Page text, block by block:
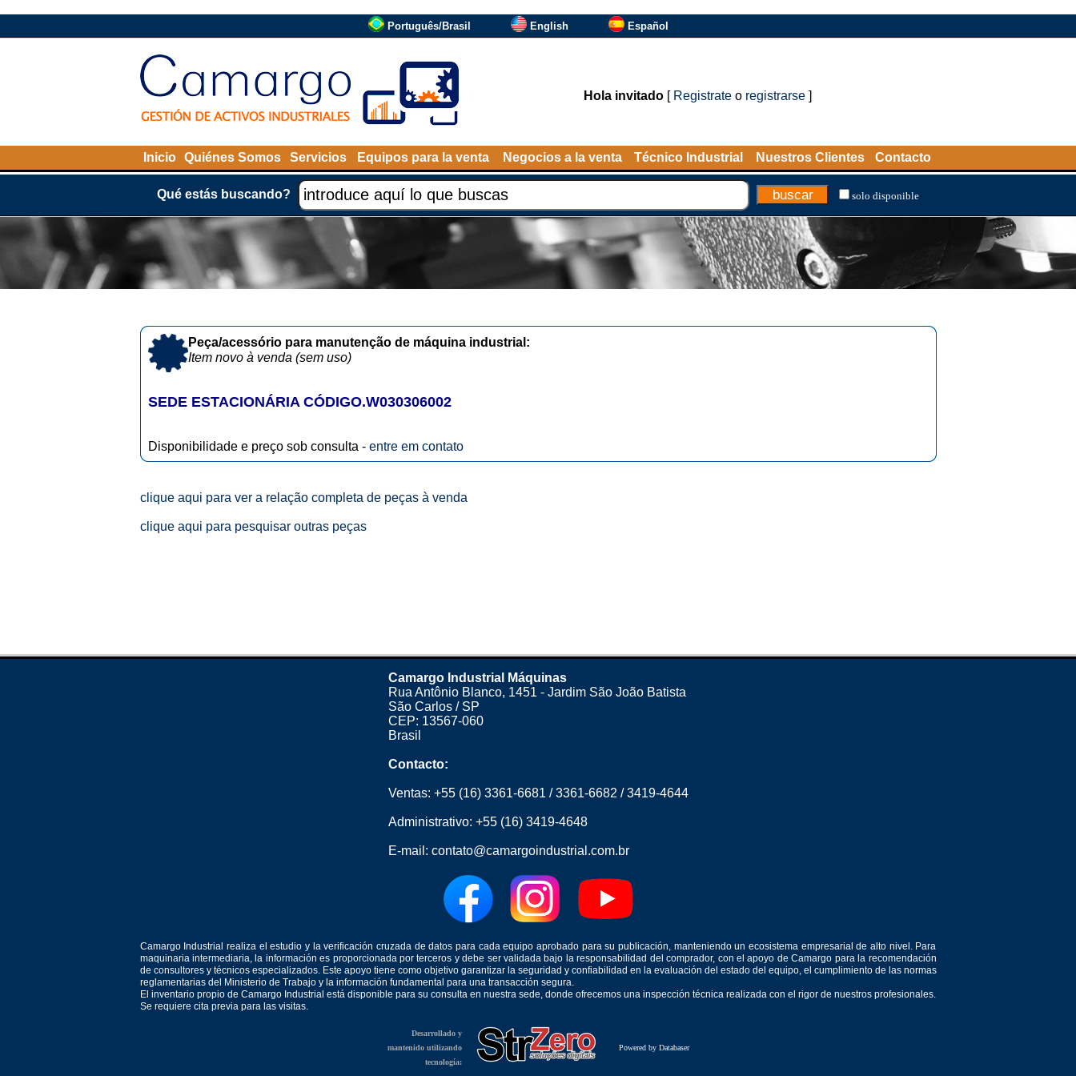
Português/Brasil English Español
Hola invitado[ Registrateo registrarse]
Inicio Quiénes Somos Servicios Equipos para la venta Negocios a la venta Técnico Industrial Nuestros Clientes Contacto
Qué estás buscando? solo disponible
Peça/acessório para manutenção de máquina industrial:
Item novo à venda (sem uso)
SEDE ESTACIONÁRIA CÓDIGO.W030306002
Disponibilidade e preço sob consulta - entre em contato
clique aqui para ver a relação completa de peças à venda
clique aqui para pesquisar outras peças
Camargo Industrial Máquinas
Rua Antônio Blanco, 1451 - Jardim São João Batista
São Carlos / SP
CEP: 13567-060
Brasil
Contacto:
Ventas: +55 (16) 3361-6681 /3361-6682 /3419-4644
Administrativo: +55 (16) 3419-4648
E-mail: contato@camargoindustrial.com.br
Camargo Industrial realiza el estudio y la verificación cruzada de datos para cada equipo aprobado para su publicación, manteniendo un ecosistema empresarial de alto nivel. Para
maquinaria intermediaria, la información es proporcionada por terceros y debe ser validada bajo la responsabilidad del comprador, con el apoyo de Camargo para la recomendación
de consultores y técnicos especializados. Este apoyo tiene como objetivo garantizar la seguridad y confiabilidad en la evaluación del estado del equipo, el cumplimiento de las normas
reglamentarias del Ministerio de Trabajo y la información fundamental para una transacción segura.
El inventario propio de Camargo Industrial está disponible para su consulta en nuestra sede, donde ofrecemos una inspección técnica realizada con el rigor de nuestros profesionales.
Se requiere cita previa para las visitas.
Desarrollado y
mantenido utilizando
tecnología:
Powered by Databaser